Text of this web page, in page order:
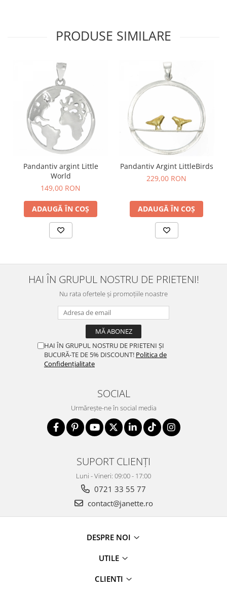
PRODUSE SIMILARE
Pandantiv argint Little
World
149,00 RON
ADAUGĂ ÎN COȘ
Pandantiv Argint LittleBirds
229,00 RON
ADAUGĂ ÎN COȘ
HAI ÎN GRUPUL NOSTRU DE PRIETENI!
Nu rata ofertele și promoțiile noastre
HAI ÎN GRUPUL NOSTRU DE PRIETENI ȘI
BUCURĂ-TE DE 5% DISCOUNT! Politica de
Confidențialitate
SOCIAL
Urmărește-ne în social media
SUPORT CLIENȚI
Luni - Vineri: 09:00 - 17:00
0721 33 55 77
contact@janette.ro
DESPRE NOI
UTILE
CLIENTI